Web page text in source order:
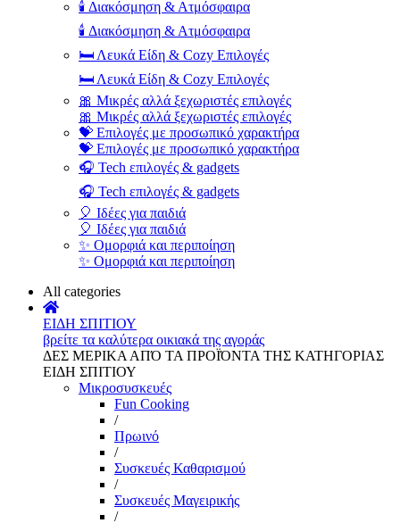
🕯️ Διακόσμηση & Ατμόσφαιρα
🕯️ Διακόσμηση & Ατμόσφαιρα
🛏️ Λευκά Είδη & Cozy Επιλογές
🛏️ Λευκά Είδη & Cozy Επιλογές
🎀 Μικρές αλλά ξεχωριστές επιλογές
🎀 Μικρές αλλά ξεχωριστές επιλογές
💝 Επιλογές με προσωπικό χαρακτήρα
💝 Επιλογές με προσωπικό χαρακτήρα
🎧 Tech επιλογές & gadgets
🎧 Tech επιλογές & gadgets
🎈 Ιδέες για παιδιά
🎈 Ιδέες για παιδιά
✨ Ομορφιά και περιποίηση
✨ Ομορφιά και περιποίηση
All categories
ΕΙΔΗ ΣΠΙΤΙΟΥ
βρείτε τα καλύτερα οικιακά της αγοράς
ΔΕΣ ΜΕΡΙΚΑ ΑΠΌ ΤΑ ΠΡΟΪΌΝΤΑ ΤΗΣ ΚΑΤΗΓΟΡΙΑΣ
ΕΙΔΗ ΣΠΙΤΙΟΥ
Μικροσυσκευές
Fun Cooking
/
Πρωινό
/
Συσκευές Καθαρισμού
/
Συσκευές Μαγειρικής
/